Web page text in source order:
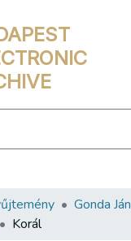
Gonda
Korál